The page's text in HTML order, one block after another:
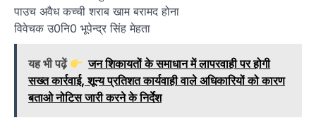
पाउच अवैध कच्ची शराब खाम बरामद होना
विवेचक उ0नि0 भूपेन्द्र सिंह मेहता
यह भी पढ़ें
जन शिकायतों के समाधान में लापरवाही पर होगी
सख्त कार्रवाई, शून्य प्रतिशत कार्यवाही वाले अधिकारियों को कारण
बताओ नोटिस जारी करने के निर्देश